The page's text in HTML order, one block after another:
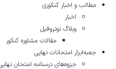
مطالب و اخبار کنکوری
اخبار
وبلاگ نوتروفیل
مقالات مشاوره‌ کنکور
جعبه‌ابزار امتحانات نهایی
جزوه‌های درسنامه امتحان نهایی